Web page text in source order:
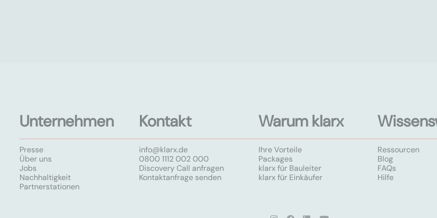
Unternehmen
Presse
Über uns
Jobs
Nachhaltigkeit
Partnerstationen
Kontakt
info@klarx.de
0800 1112 002 000
Discovery Call anfragen
Kontaktanfrage senden
Warum klarx
Ihre Vorteile
Packages
klarx für Bauleiter
klarx für Einkäufer
Ressourcen
Blog
FAQs
Hilfe